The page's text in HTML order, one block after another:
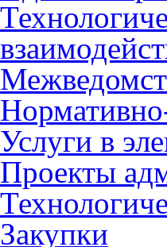
Услуги в
Проекты
Закупки